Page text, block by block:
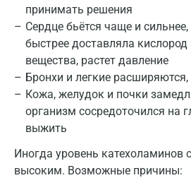
принимать решения
Сердце бьётся чаще и
быстрее доставляла
вещества, растет давление
Бронхи и легкие
Кожа, желудок и почки
организм сосредоточился на
выжить
Иногда уровень катехоламинов
высоким. Возможные причины:
Геленджик
Голубое
Дзержинск
Дзержинский
Дмитров
Долгопрудный